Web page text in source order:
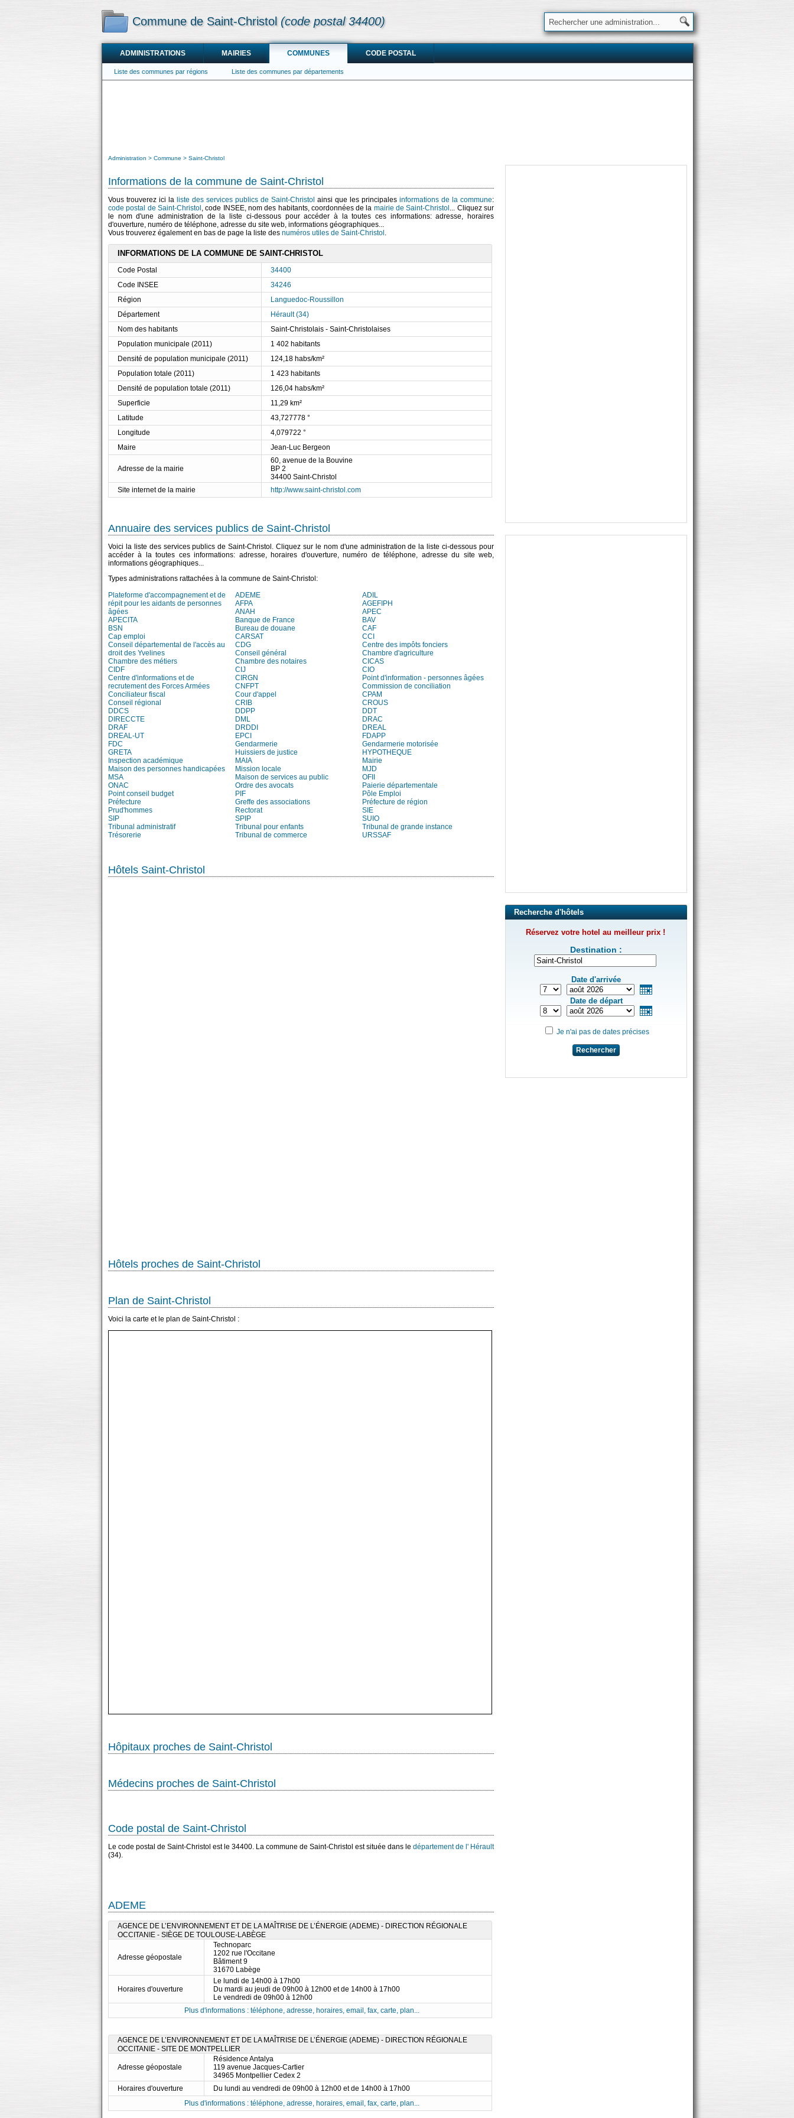
Commune de Saint-Christol (code postal 34400)
ADMINISTRATIONS MAIRIES COMMUNES CODE POSTAL
Liste des communes par régions Liste des communes par départements
Administration Commune Saint-Christol
Informations de la commune de Saint-Christol
Vous trouverez ici la liste des services publics de Saint-Christol ainsi que les principales informations de la commune:
code postal de Saint-Christol , code INSEE, nom des habitants, coordonnées de la mairie de Saint-Christol ... Cliquez sur
le nom d'une administration de la liste ci-dessous pour accéder à la toutes ces informations: adresse, horaires
d'ouverture, numéro de téléphone, adresse du site web, informations géographiques...
Vous trouverez également en bas de page la liste des numéros utiles de Saint-Christol .
INFORMATIONS DE LA COMMUNE DE SAINT-CHRISTOL
Code Postal
34400
Code INSEE
34246
Région
Languedoc-Roussillon
Département
Hérault (34)
Nom des habitants
Saint-Christolais - Saint-Christolaises
Population municipale (2011)
1 402 habitants
Densité de population municipale (2011)
124,18 habs/km²
Population totale (2011)
1 423 habitants
Densité de population totale (2011)
126,04 habs/km²
Superficie
11,29 km²
Latitude
43,727778 °
Longitude
4,079722 °
Maire
Jean-Luc Bergeon
Adresse de la mairie
60, avenue de la Bouvine
BP 2
34400 Saint-Christol
Site internet de la mairie
http://www.saint-christol.com
Annuaire des services publics de Saint-Christol
Voici la liste des services publics de Saint-Christol. Cliquez sur le nom d'une administration de la liste ci-dessous pour
accéder à la toutes ces informations: adresse, horaires d'ouverture, numéro de téléphone, adresse du site web,
informations géographiques...
Types administrations rattachées à la commune de Saint-Christol:
Plateforme d'accompagnement et de
répit pour les aidants de personnes
âgées
ADEME
ADIL
AFPA
AGEFIPH
ANAH
APEC
APECITA
Banque de France
BAV
BSN
Bureau de douane
CAF
Cap emploi
CARSAT
CCI
Conseil départemental de l'accès au
droit des Yvelines
CDG
Centre des impôts fonciers
Conseil général
Chambre d'agriculture
Chambre des métiers
Chambre des notaires
CICAS
CIDF
CIJ
CIO
Centre d'informations et de
recrutement des Forces Armées
CIRGN
Point d'information - personnes âgées
CNFPT
Commission de conciliation
Conciliateur fiscal
Cour d'appel
CPAM
Conseil régional
CRIB
CROUS
DDCS
DDPP
DDT
DIRECCTE
DML
DRAC
DRAF
DRDDI
DREAL
DREAL-UT
EPCI
FDAPP
FDC
Gendarmerie
Gendarmerie motorisée
GRETA
Huissiers de justice
HYPOTHEQUE
Inspection académique
MAIA
Mairie
Maison des personnes handicapées
Mission locale
MJD
MSA
Maison de services au public
OFII
ONAC
Ordre des avocats
Paierie départementale
Point conseil budget
PIF
Pôle Emploi
Préfecture
Greffe des associations
Préfecture de région
Prud'hommes
Rectorat
SIE
SIP
SPIP
SUIO
Tribunal administratif
Tribunal pour enfants
Tribunal de grande instance
Trésorerie
Tribunal de commerce URSSAF
Hôtels Saint-Christol
Hôtels proches de Saint-Christol
Plan de Saint-Christol
Voici la carte et le plan de Saint-Christol :
Hôpitaux proches de Saint-Christol
Médecins proches de Saint-Christol
Code postal de Saint-Christol
Le code postal de Saint-Christol est le 34400. La commune de Saint-Christol est située dans le département de l' Hérault
(34).
ADEME
AGENCE DE L’ENVIRONNEMENT ET DE LA MAÎTRISE DE L’ÉNERGIE (ADEME) - DIRECTION RÉGIONALE
OCCITANIE - SIÈGE DE TOULOUSE-LABÈGE
Adresse géopostale
Technoparc
1202 rue l'Occitane
Bâtiment 9
31670 Labège
Horaires d'ouverture
Le lundi de 14h00 à 17h00
Du mardi au jeudi de 09h00 à 12h00 et de 14h00 à 17h00
Le vendredi de 09h00 à 12h00
Plus d'informations : téléphone, adresse, horaires, email, fax, carte, plan...
AGENCE DE L’ENVIRONNEMENT ET DE LA MAÎTRISE DE L’ÉNERGIE (ADEME) - DIRECTION RÉGIONALE
OCCITANIE - SITE DE MONTPELLIER
Adresse géopostale
Résidence Antalya
119 avenue Jacques-Cartier
34965 Montpellier Cedex 2
Horaires d'ouverture
Du lundi au vendredi de 09h00 à 12h00 et de 14h00 à 17h00
Plus d'informations : téléphone, adresse, horaires, email, fax, carte, plan...
Recherche d'hôtels
Réservez votre hotel au meilleur prix !
Destination :
Date d'arrivée
Date de départ
Je n'ai pas de dates précises
Rechercher